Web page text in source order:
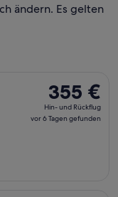
ändern. Es gelten
355 €
Hin-
und
355 €
Hin- und Rückflug
vor 6 Tagen gefunden